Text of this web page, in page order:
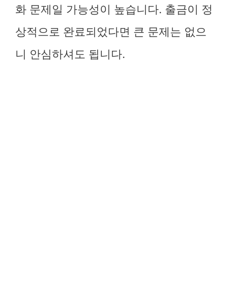
화 문제일 가능성이 높습니다. 출금이 정
상적으로 완료되었다면 큰 문제는 없으
니 안심하셔도 됩니다.